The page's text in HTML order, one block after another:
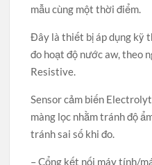
mẫu cùng một thời điểm.
Đây là thiết bị áp dụng kỹ
đo hoạt độ nước aw, theo
Resistive.
Sensor cảm biến
màng lọc nhằm tránh độ
tránh sai số khi đo.
– Cổng kết nối máy tính/